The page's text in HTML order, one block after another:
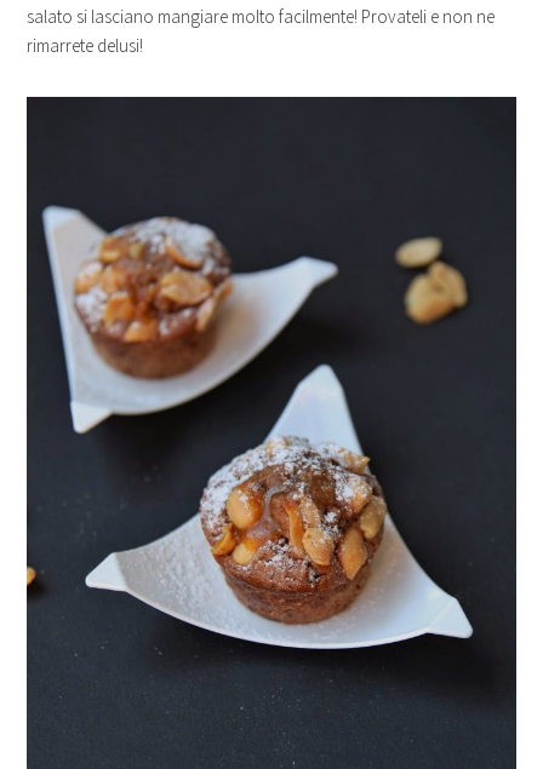
salato si lasciano mangiare molto facilmente! Provateli e non ne
rimarrete delusi!